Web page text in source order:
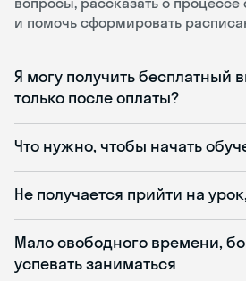
и помочь сформировать
Я могу получить бесплатный
только после оплаты?
Что нужно, чтобы начать
Не получается прийти на
Мало свободного времени,
успевать заниматься